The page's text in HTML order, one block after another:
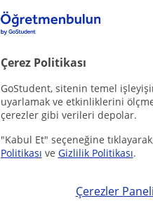
Çerez Politikası
GoStudent, sitenin temel
uyarlamak ve etkinliklerini
çerezler gibi verileri depolar.
"Kabul Et" seçeneğine
Politikası ve Gizlilik Politikası.
Çerezler Paneli